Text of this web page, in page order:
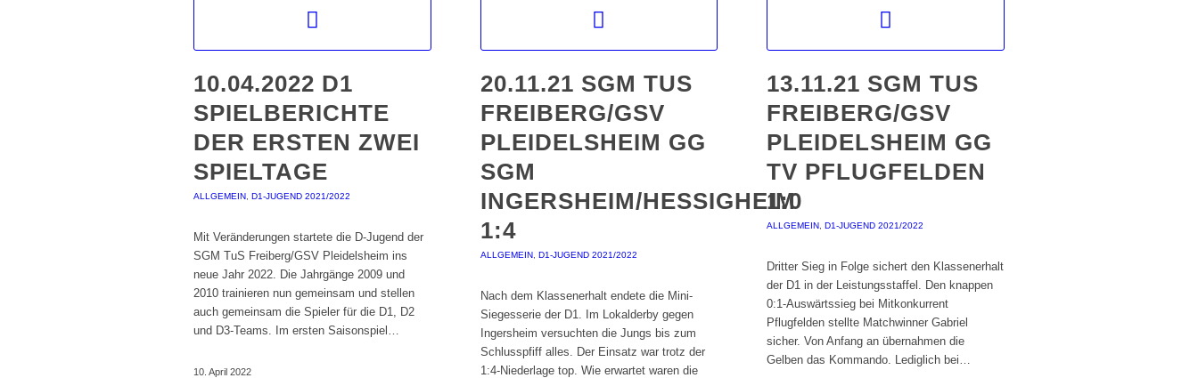
10.04.2022 D1
SPIELBERICHTE
DER ERSTEN ZWEI
SPIELTAGE
ALLGEMEIN D1-JUGEND 2021/2022
Mit Veränderungen startete die D-Jugend der
SGM TuS Freiberg/GSV Pleidelsheim ins
neue Jahr 2022. Die Jahrgänge 2009 und
2010 trainieren nun gemeinsam und stellen
auch gemeinsam die Spieler für die D1, D2
und D3-Teams. Im ersten Saisonspiel…
10. April 2022
20.11.21 SGM TUS
FREIBERG/GSV
PLEIDELSHEIM GG
SGM
INGERSHEIM/HESSIGHEIM
1:4
ALLGEMEIN, D1-JUGEND 2021/2022
Nach dem Klassenerhalt endete die Mini-
Siegesserie der D1. Im Lokalderby gegen
Ingersheim versuchten die Jungs bis zum
Schlusspfiff alles. Der Einsatz war trotz der
1:4-Niederlage top. Wie erwartet waren die
13.11.21 SGM TUS
FREIBERG/GSV
PLEIDELSHEIM GG
TV PFLUGFELDEN
1:0
ALLGEMEIN ,D1-JUGEND 2021/2022
Dritter Sieg in Folge sichert den Klassenerhalt
der D1 in der Leistungsstaffel. Den knappen
0:1-Auswärtssieg bei Mitkonkurrent
Pflugfelden stellte Matchwinner Gabriel
sicher. Von Anfang an übernahmen die
Gelben das Kommando. Lediglich bei…